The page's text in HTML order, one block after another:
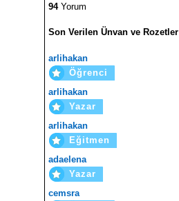
94Yorum
Son Verilen Ünvan ve Rozetler
arlihakan
Öğrenci
arlihakan
Yazar
arlihakan
Eğitmen
adaelena
Yazar
cemsra